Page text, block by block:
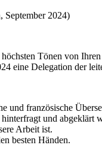
September 2024)
Tönen von
eine Delegation der
französische
und
Arbeit ist.
besten Händen.